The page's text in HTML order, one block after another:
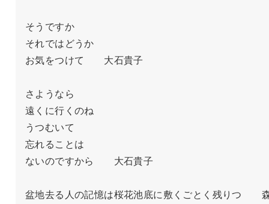
そうですか
それではどうか
お気をつけて　　大石貴子
さようなら
遠くに行くのね
うつむいて
忘れることは
ないのですから　　大石貴子
盆地去る人の記憶は桜花池底に敷くごとく残りつ　　